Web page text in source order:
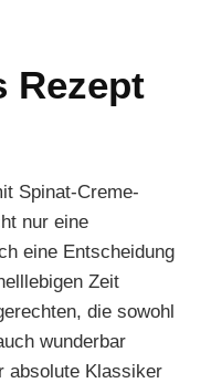
Rezept
Spinat-Creme-
nur eine
eine Entscheidung
Zeit
die sowohl
wunderbar
absolute Klassiker